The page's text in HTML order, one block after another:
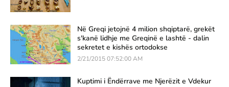
Në Greqi jetojnë 4 milion shqiptarë, grekët
s'kanë lidhje me Greqinë e lashtë - dalin
sekretet e kishës ortodokse
2/21/2015 07:52:00 AM
Kuptimi i Ëndërrave me Njerëzit e Vdekur